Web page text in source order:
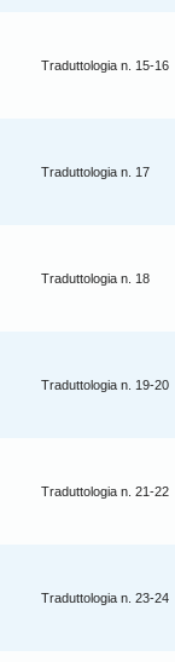
Traduttologia n. 15-16
Traduttologia n. 17
Traduttologia n. 18
Traduttologia n. 19-20
Traduttologia n. 21-22
Traduttologia n. 23-24